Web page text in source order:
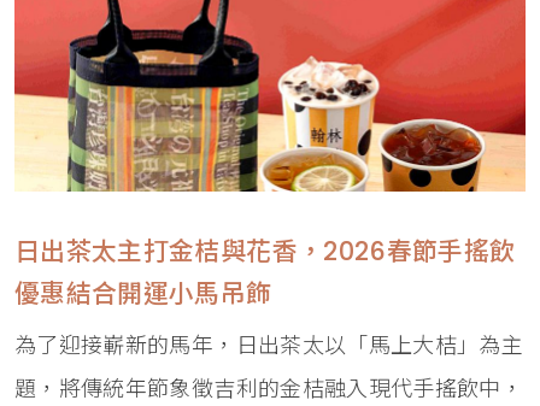
日出茶太主打金桔與花香，2026春節手搖飲
優惠結合開運小馬吊飾
為了迎接嶄新的馬年，日出茶太以「馬上大桔」為主
題，將傳統年節象徵吉利的金桔融入現代手搖飲中，